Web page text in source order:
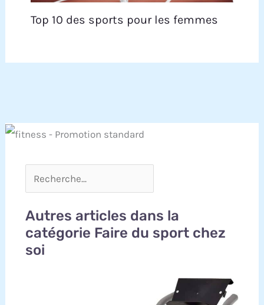
Top 10 des sports pour les femmes
Autres articles dans la
catégorie Faire du sport chez
soi